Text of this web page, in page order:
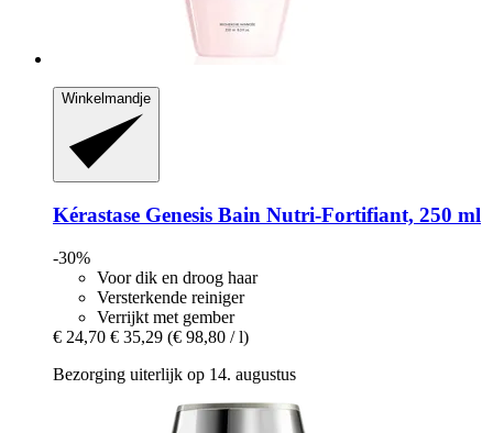
Winkelmandje
Kérastase Genesis Bain Nutri-​Fortifiant, 250 ml
-30%
Voor dik en droog haar
Versterkende reiniger
Verrijkt met gember
€ 24,70 € 35,29 (€ 98,80 / l)
Bezorging uiterlijk op 14. augustus